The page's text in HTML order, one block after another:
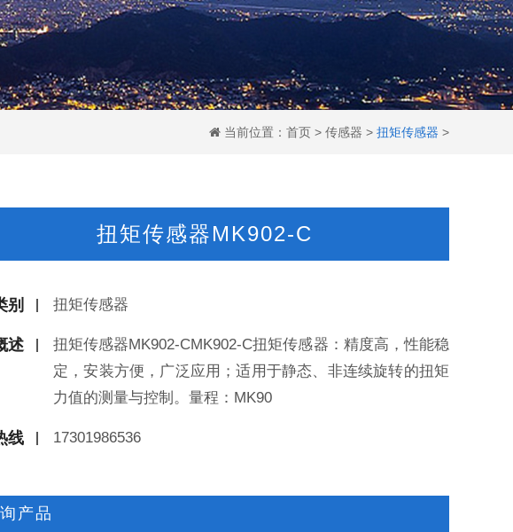
当前位置： 首页 > 传感器 > 扭矩传感器 >
扭矩传感器MK902-C
别 扭矩传感器
述
扭矩传感器MK902-CMK902-C扭矩传感器：精度高，性能稳
定，安装方便，广泛应用；适用于静态、非连续旋转的扭矩
力值的测量与控制。量程：MK90
线 17301986536
产品